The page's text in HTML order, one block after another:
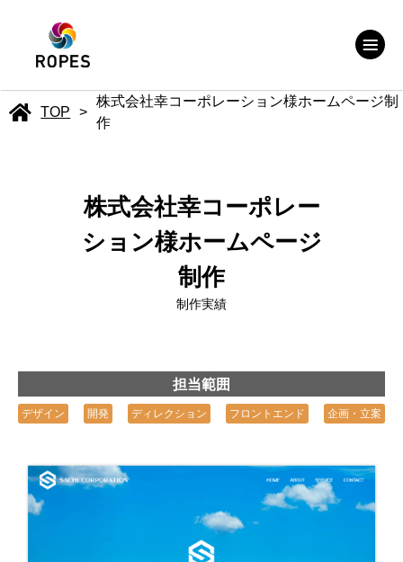
TOP >
株式会社幸コーポレーション様ホームページ制
作
株式会社幸コーポレー
ション様ホームページ
制作
制作実績
担当範囲
デザイン 開発 ディレクション フロントエンド 企画・立案